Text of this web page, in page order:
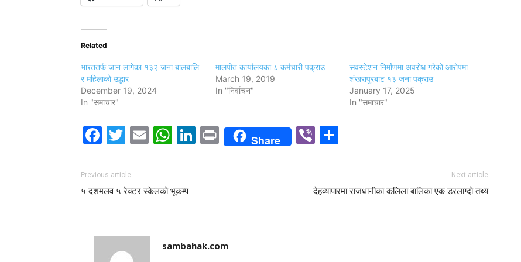
Related
भारततर्फ जान लागेका १३२ जना बालबालि
र महिलाको उद्धार
December 19, 2024
In "समाचार"
मालपोत कार्यालयका ८ कर्मचारी पक्राउ
March 19, 2019
In "निर्वाचन"
सवस्टेशन निर्माणमा अवरोध गरेको आरोपमा
शंखरापुरबाट १३ जना पक्राउ
January 17, 2025
In "समाचार"
Facebook
Twitter
EmailWhatsApp
LinkedIn
PrintShare Viber
Previous article
५ दशमलव ५ रेक्टर स्केलको भूकम्प
Next article
देहव्यापारमा राजधानीका कलिला बालिका एक डरलाग्दो तथ्य
sambahak.com